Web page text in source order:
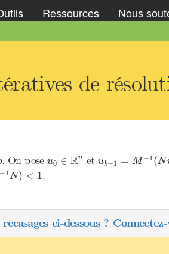
Ressources Nous
de
. On poseu0 ∈ Rn
∈ Rn et uk+1 = M −1 (N
M− 1 ( Nu
−1 N) < 1
1 N) < .
ci-dessous ?